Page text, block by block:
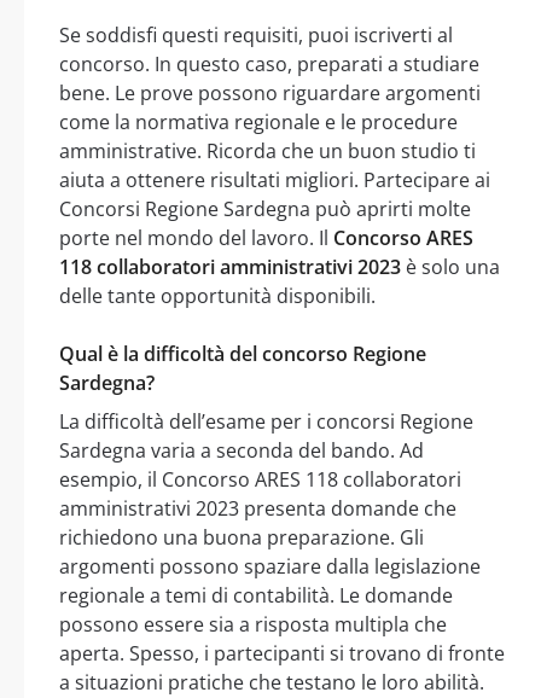
Se soddisfi questi requisiti, puoi iscriverti al
concorso. In questo caso, preparati a studiare
bene. Le prove possono riguardare argomenti
come la normativa regionale e le procedure
amministrative. Ricorda che un buon studio ti
aiuta a ottenere risultati migliori. Partecipare ai
Concorsi Regione Sardegna può aprirti molte
porte nel mondo del lavoro. Il Concorso ARES
118 collaboratori amministrativi 2023 è solo una
delle tante opportunità disponibili.
Qual è la difficoltà del concorso Regione
Sardegna?
La difficoltà dell’esame per i concorsi Regione
Sardegna varia a seconda del bando. Ad
esempio, il Concorso ARES 118 collaboratori
amministrativi 2023 presenta domande che
richiedono una buona preparazione. Gli
argomenti possono spaziare dalla legislazione
regionale a temi di contabilità. Le domande
possono essere sia a risposta multipla che
aperta. Spesso, i partecipanti si trovano di fronte
a situazioni pratiche che testano le loro abilità.